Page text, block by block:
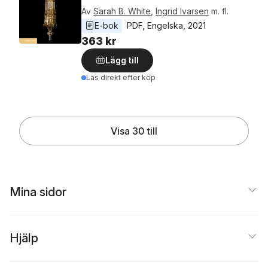
Av Sarah B. White Ingrid Ivarsen m. fl.
E-bok
PDF Engelska 2021
363 kr
Lägg till
Läs direkt efter köp
Visa 30 till
Mina sidor
Hjälp